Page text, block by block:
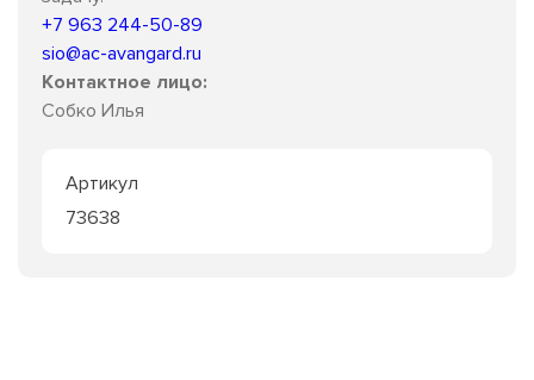
+7 963 244-50-89
sio@ac-avangard.ru
Контактное лицо:
Собко Илья
Артикул
73638